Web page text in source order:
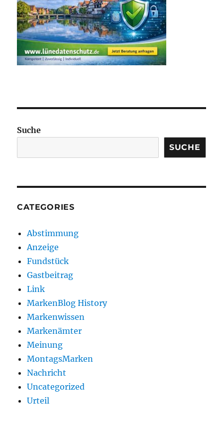
Suche
SUCHE
CATEGORIES
Abstimmung
Anzeige
Fundstück
Gastbeitrag
Link
MarkenBlog History
Markenwissen
Markenämter
Meinung
MontagsMarken
Nachricht
Uncategorized
Urteil